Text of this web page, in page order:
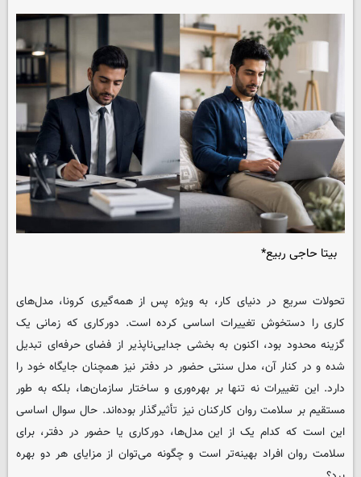
بیتا حاجی ربیع*
تحولات سریع در دنیای کار، به ویژه پس از همه‌گیری کرونا، مدل‌های
کاری را دستخوش تغییرات اساسی کرده است. دورکاری که زمانی یک
گزینه محدود بود، اکنون به بخشی جدایی‌ناپذیر از فضای حرفه‌ای تبدیل
شده و در کنار آن، مدل سنتی حضور در دفتر نیز همچنان جایگاه خود را
دارد. این تغییرات نه تنها بر بهره‌وری و ساختار سازمان‌ها، بلکه به طور
مستقیم بر سلامت روان کارکنان نیز تأثیرگذار بوده‌اند. حال سوال اساسی
این است که کدام یک از این مدل‌ها، دورکاری یا حضور در دفتر، برای
سلامت روان افراد بهینه‌تر است و چگونه می‌توان از مزایای هر دو بهره